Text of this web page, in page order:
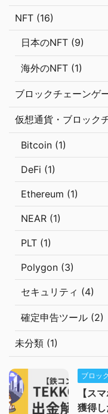
NFT (16)
日本のNFT (9)
海外のNFT (1)
ブロックチェーンゲ
仮想通貨・ブロック
Bitcoin (1)
DeFi (1)
Ethereum (1)
NEAR (1)
PLT (1)
Polygon (3)
セキュリティ (4)
確定申告ツール (2)
未分類 (1)
ブロッ
【ス
獲得